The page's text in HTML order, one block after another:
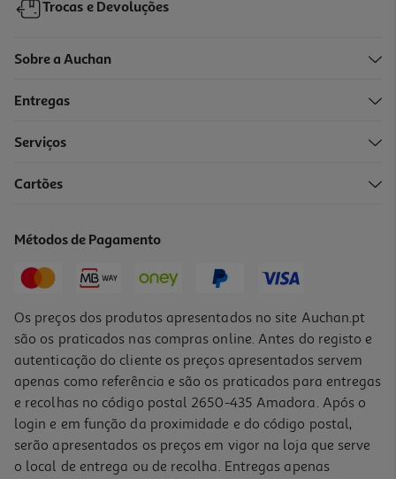
+0,10 € Depósito
Trocas e Devoluções
Sobre a Auchan
Entregas
Serviços
Cartões
Métodos de Pagamento
Os preços dos produtos apresentados no site Auchan.pt
são os praticados nas compras online. Antes do registo e
autenticação do cliente os preços apresentados servem
apenas como referência e são os praticados para entregas
e recolhas no código postal 2650-435 Amadora. Após o
login e em função da proximidade e do código postal,
serão apresentados os preços em vigor na loja que serve
o local de entrega ou de recolha. Entregas apenas